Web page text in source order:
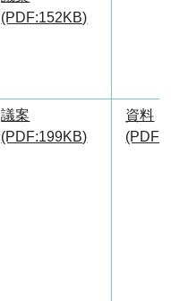
(PDF:152KB)
議案
(PDF:199KB)
資料